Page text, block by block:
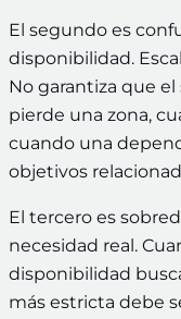
El segundo es
disponibilidad.
No garantiza que
pierde una zona,
cuando una
objetivos
El tercero es
necesidad real.
disponibilidad
más estricta debe